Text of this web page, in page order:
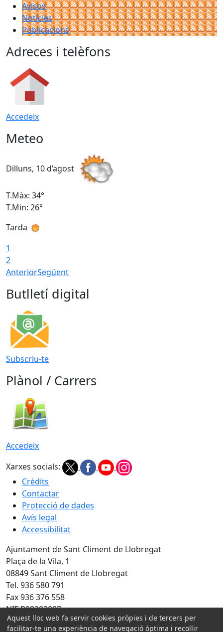
Avisos
Notícies
Publicacions
Adreces i telèfons
Accedeix
Meteo
Dilluns, 10 d’agost
T.Màx: 34°
T.Min: 26°
Tarda
1
2
AnteriorSegüent
Butlletí digital
Subscriu-te
Plànol / Carrers
Accedeix
Xarxes socials:
Crèdits
Contactar
Protecció de dades
Avís legal
Accessibilitat
Ajuntament de Sant Climent de Llobregat
Plaça de la Vila, 1
08849 Sant Climent de Llobregat
Tel. 936 580 791
Fax 936 376 558
NIF P0820300B
Amb la col·laboració de:
Aquest lloc web fa servir cookies pròpies i de tercers per
facilitar-te una experiència de navegació òptima i recollir